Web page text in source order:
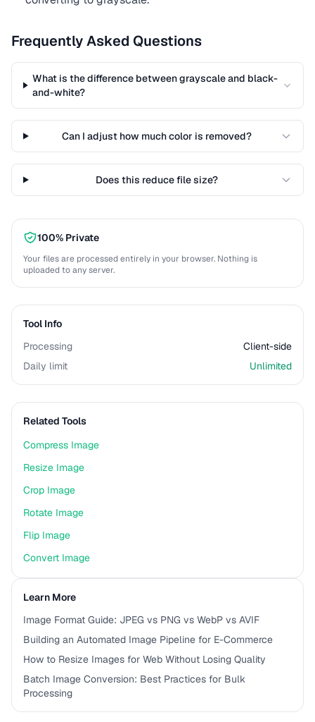
Frequently Asked Questions
What is the difference between grayscale and black-
and-white?
Can I adjust how much color is removed?
Does this reduce file size?
100% Private
Your files are processed entirely in your browser. Nothing is
uploaded to any server.
Tool Info
Processing
Client-side
Daily limit
Unlimited
Related Tools
Compress Image
Resize Image
Crop Image
Rotate Image
Flip Image
Convert Image
Learn More
Image Format Guide: JPEG vs PNG vs WebP vs AVIF
Building an Automated Image Pipeline for E-Commerce
How to Resize Images for Web Without Losing Quality
Batch Image Conversion: Best Practices for Bulk
Processing